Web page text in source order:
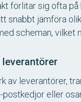
förlitar sig ofta
snabbt jämföra
scheman, vilket
av leverantörer,
eller